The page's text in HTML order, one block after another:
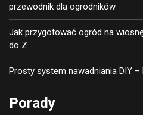
przewodnik dla ogrodników
Jak przygotować ogród na
do Z
Prosty system nawadniania DIY –
Porady